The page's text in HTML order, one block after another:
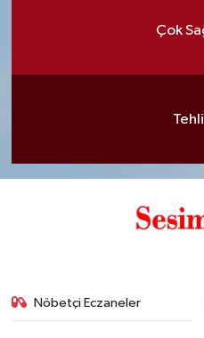
Çok
Nöbetçi Eczaneler